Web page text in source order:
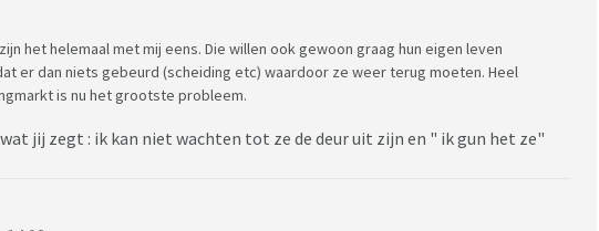
het helemaal met mij eens. Die willen ook gewoon graag hun eigen leven
er dan niets gebeurd (scheiding etc) waardoor ze weer terug moeten. Heel
is nu het grootste probleem.
jij zegt : ik kan niet wachten tot ze de deur uit zijn en " ik gun het ze"